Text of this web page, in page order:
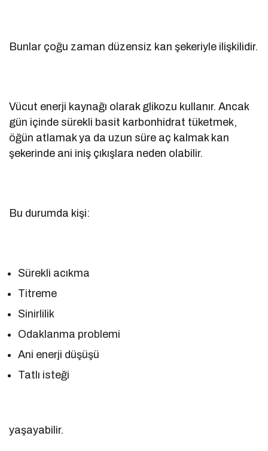
Bunlar çoğu zaman düzensiz kan şekeriyle ilişkilidir.
Vücut enerji kaynağı olarak glikozu kullanır. Ancak
gün içinde sürekli basit karbonhidrat tüketmek,
öğün atlamak ya da uzun süre aç kalmak kan
şekerinde ani iniş çıkışlara neden olabilir.
Bu durumda kişi:
Sürekli acıkma
Titreme
Sinirlilik
Odaklanma problemi
Ani enerji düşüşü
Tatlı isteği
yaşayabilir.